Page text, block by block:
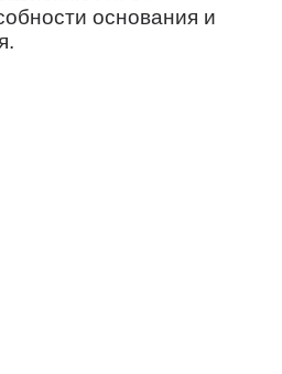
основания и